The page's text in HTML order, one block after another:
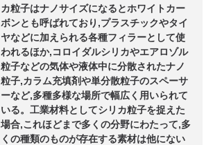
カ粒子はナノサイズになるとホワイトカー
ボンとも呼ばれており,プラスチックやタイ
ヤなどに加えられる各種フィラーとして使
われるほか,コロイダルシリカやエアロゾル
粒子などの気体や液体中に分散されたナノ
粒子,カラム充填剤や単分散粒子のスペーサ
ーなど,多種多様な場所で幅広く用いられて
いる。工業材料としてシリカ粒子を捉えた
場合,これほどまで多くの分野にわたって,多
くの種類のものが存在する素材は他にない